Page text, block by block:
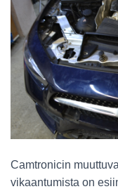
Camtronicin
vikaantumista on